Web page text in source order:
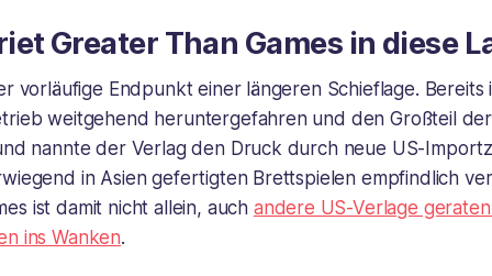
Greater Than Games in diese
vorläufige Endpunkt einer längeren Schieflage. Bereits
weitgehend heruntergefahren und den Großteil
nannte der Verlag den Druck durch neue US-
in Asien gefertigten Brettspielen empfindlich
ist damit nicht allein, auch andere US-Verlage
ins Wanken.